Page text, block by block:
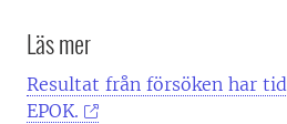
Läs mer
Resultat från försöken har
EPOK.